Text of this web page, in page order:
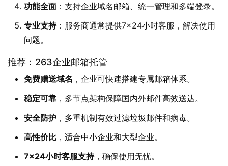
功能全面 ：支持企业域名邮箱、统一管理和多端登录。
专业支持：服务商通常提供7×24小时客服，解决使用
问题。
推荐：263企业邮箱托管
免费赠送域名 ，企业可快速搭建专属邮箱体系。
稳定可靠 ，多节点架构保障国内外邮件高效送达。
安全防护 ，多重机制有效过滤垃圾邮件和病毒。
高性价比 ，适合中小企业和大型企业。
7×24小时客服支持，确保使用无忧。